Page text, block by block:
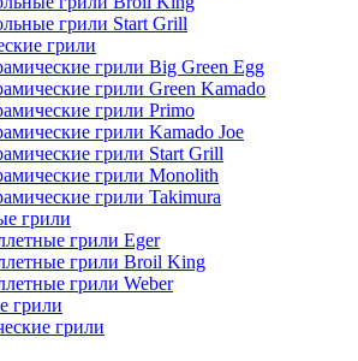
грили Start Grill
грили
грили Big Green Egg
грили Green Kamado
грили Primo
грили Kamado Joe
грили Start Grill
грили Monolith
грили Takimura
грили
грили Eger
грили Broil King
грили Weber
грили
грили